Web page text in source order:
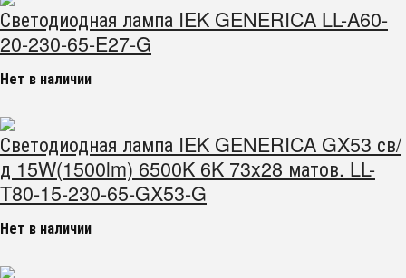
Светодиодная лампа IEK GENERICA LL-A60-
20-230-65-E27-G
Нет в наличии
Светодиодная лампа IEK GENERICA GX53 св/
д 15W(1500lm) 6500K 6K 73x28 матов. LL-
T80-15-230-65-GX53-G
Нет в наличии